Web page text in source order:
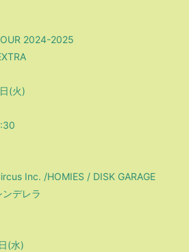
2024-2025
(火)
Inc. /HOMIES / DISK GARAGE
デレラ
(水)